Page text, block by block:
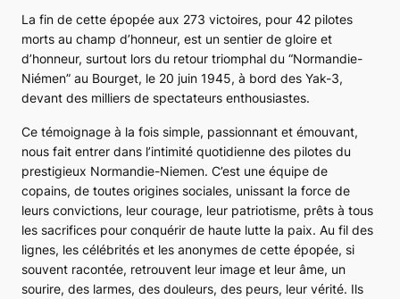
La fin de cette épopée aux 273 victoires, pour 42 pilotes
morts au champ d’honneur, est un sentier de gloire et
d’honneur, surtout lors du retour triomphal du “Normandie-
Niémen” au Bourget, le 20 juin 1945, à bord des Yak-3,
devant des milliers de spectateurs enthousiastes.
Ce témoignage à la fois simple, passionnant et émouvant,
nous fait entrer dans l’intimité quotidienne des pilotes du
prestigieux Normandie-Niemen. C’est une équipe de
copains, de toutes origines sociales, unissant la force de
leurs convictions, leur courage, leur patriotisme, prêts à tous
les sacrifices pour conquérir de haute lutte la paix. Au fil des
lignes, les célébrités et les anonymes de cette épopée, si
souvent racontée, retrouvent leur image et leur âme, un
sourire, des larmes, des douleurs, des peurs, leur vérité. Ils